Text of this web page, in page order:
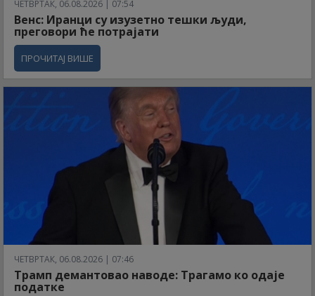
ЧЕТВРТАК, 06.08.2026 | 07:54
Венс: Иранци су изузетно тешки људи,
преговори ће потрајати
ПРОЧИТАЈ ВИШЕ
ЧЕТВРТАК, 06.08.2026 | 07:46
Трамп демантовао наводе: Трагамо ко одаје
податке